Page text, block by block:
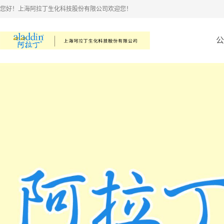
您好！上海阿拉丁生化科技股份有限公司欢迎您！